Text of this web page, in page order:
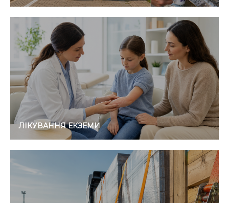
ЛІКУВАННЯ ЕКЗЕМИ